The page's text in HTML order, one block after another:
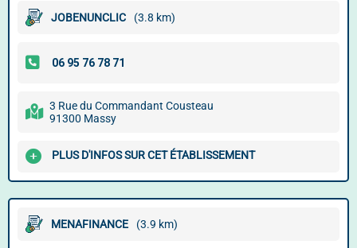
JOBENUNCLIC (3.8 km)
3 Rue du Commandant Cousteau
91300 Massy
PLUS D'INFOS SUR CET ÉTABLISSEMENT
MENAFINANCE (3.9 km)